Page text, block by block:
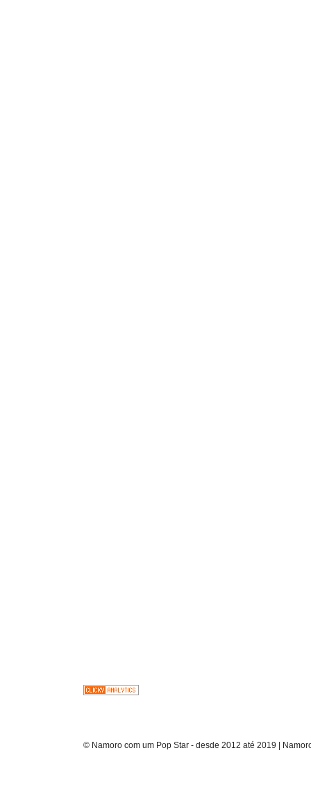
© Namoro com um Pop Star - desde 2012 até 2019 |